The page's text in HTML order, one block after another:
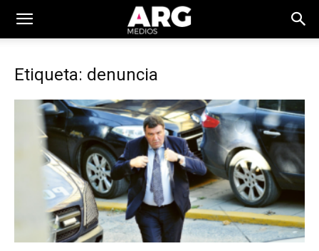
Etiqueta: denuncia